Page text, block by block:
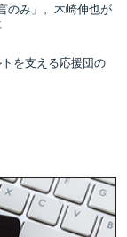
のみ」。木崎伸也が
を支える応援団の